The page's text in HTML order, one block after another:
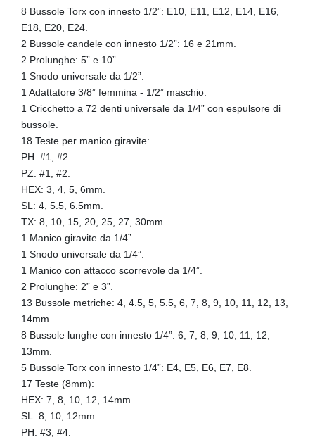
8 Bussole Torx con innesto 1/2”: E10, E11, E12, E14, E16,
E18, E20, E24.
2 Bussole candele con innesto 1/2”: 16 e 21mm.
2 Prolunghe: 5” e 10”.
1 Snodo universale da 1/2”.
1 Adattatore 3/8” femmina - 1/2” maschio.
1 Cricchetto a 72 denti universale da 1/4” con espulsore di
bussole.
18 Teste per manico giravite:
PH: #1, #2.
PZ: #1, #2.
HEX: 3, 4, 5, 6mm.
SL: 4, 5.5, 6.5mm.
TX: 8, 10, 15, 20, 25, 27, 30mm.
1 Manico giravite da 1/4”
1 Snodo universale da 1/4”.
1 Manico con attacco scorrevole da 1/4”.
2 Prolunghe: 2” e 3”.
13 Bussole metriche: 4, 4.5, 5, 5.5, 6, 7, 8, 9, 10, 11, 12, 13,
14mm.
8 Bussole lunghe con innesto 1/4”: 6, 7, 8, 9, 10, 11, 12,
13mm.
5 Bussole Torx con innesto 1/4”: E4, E5, E6, E7, E8.
17 Teste (8mm):
HEX: 7, 8, 10, 12, 14mm.
SL: 8, 10, 12mm.
PH: #3, #4.